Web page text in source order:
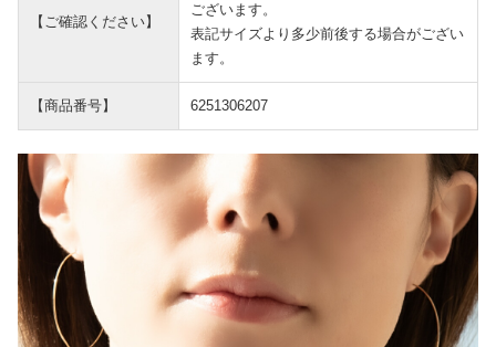
【ご確認ください】
ございます。
表記サイズより多少前後する場合がござい
ます。
【商品番号】 6251306207